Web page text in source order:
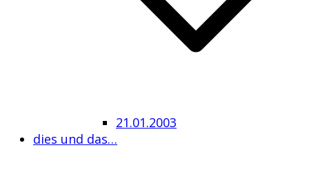
21.01.2003
dies und das…